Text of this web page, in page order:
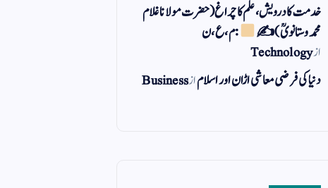
خدمت کا درویش، علم کا چراغ(حضرت مولانا غلام
محمد وستانویؒ)✍
: م ، ع ، ن
ازTechnology
دنیا کی فرضی معاشی اڑان اور اسلامازBusiness